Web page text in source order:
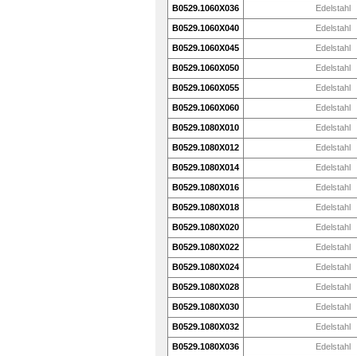
B0529.1060X036 Edelstahl
B0529.1060X040 Edelstahl
B0529.1060X045 Edelstahl
B0529.1060X050 Edelstahl
B0529.1060X055 Edelstahl
B0529.1060X060 Edelstahl
B0529.1080X010 Edelstahl
B0529.1080X012 Edelstahl
B0529.1080X014 Edelstahl
B0529.1080X016 Edelstahl
B0529.1080X018 Edelstahl
B0529.1080X020 Edelstahl
B0529.1080X022 Edelstahl
B0529.1080X024 Edelstahl
B0529.1080X028 Edelstahl
B0529.1080X030 Edelstahl
B0529.1080X032 Edelstahl
B0529.1080X036 Edelstahl